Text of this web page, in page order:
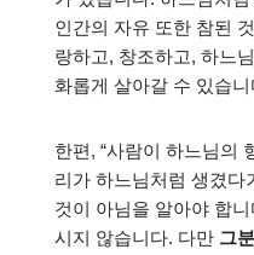
인간의 자유 또한 참된
랑하고, 창조하고, 하느
화롭게 살아갈 수 있습니
한편, “사람이 하느님의
리가 하느님처럼 생겼다
것이 아님을 알아야 합
시지 않습니다. 다만 그